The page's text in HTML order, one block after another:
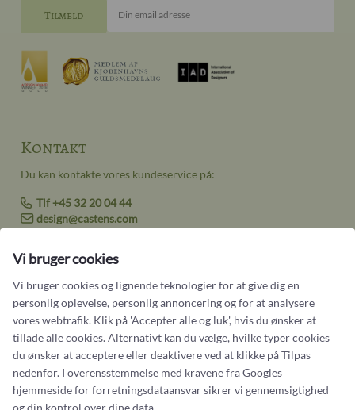
Kontakt
Du kan kontakte vores kundeservice på:
Tlf +45 32 20 04 44
design@castens.com
Tirsdag – Fredag: 10.00 – 17.00
Lørdag: 11:00 – 15:00
Handelsbetingelser
Cookiebetingelser og privatlivspolitik
Persondatapolitik
Din email adresse
Vi bruger cookies
Vi bruger cookies og lignende teknologier for at give dig en
personlig oplevelse, personlig annoncering og for at analysere
vores webtrafik. Klik på 'Accepter alle og luk', hvis du ønsker at
tillade alle cookies. Alternativt kan du vælge, hvilke typer cookies
du ønsker at acceptere eller deaktivere ved at klikke på Tilpas
nedenfor. I overensstemmelse med kravene fraGoogles
hjemmeside for forretningsdataansvarsikrer vi gennemsigtighed
og din kontrol over dine data.